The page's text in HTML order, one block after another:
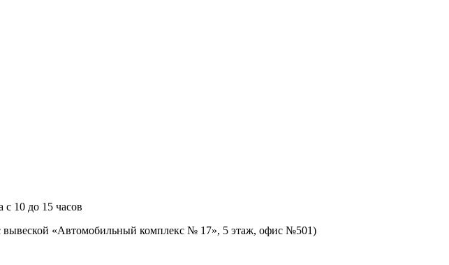
с 10 до 15 часов
вывеской «Автомобильный комплекс № 17», 5 этаж, офис №501)